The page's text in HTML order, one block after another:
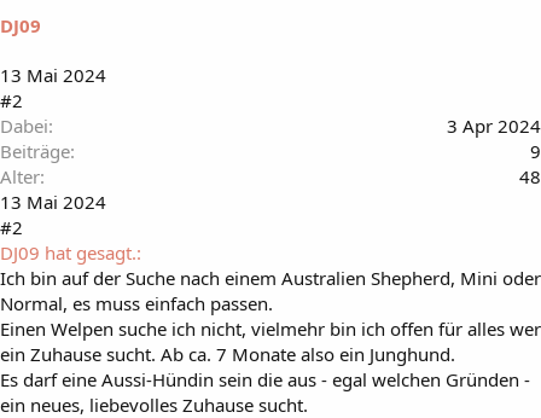
r
DJ09
13 Mai 2024
#2
Dabei
3 Apr 2024
Beiträge
9
Alter
48
13 Mai 2024
#2
DJ09 hat gesagt.:
Ich bin auf der Suche nach einem Australien Shepherd, Mini oder
Normal, es muss einfach passen.
Einen Welpen suche ich nicht, vielmehr bin ich offen für alles wer
ein Zuhause sucht. Ab ca. 7 Monate also ein Junghund.
Es darf eine Aussi-Hündin sein die aus - egal welchen Gründen -
ein neues, liebevolles Zuhause sucht.